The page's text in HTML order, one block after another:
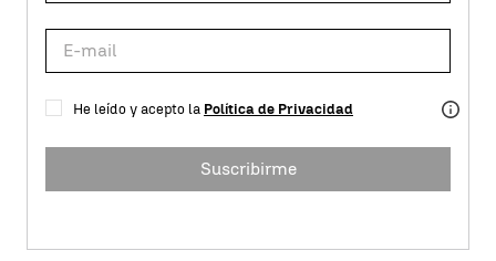
He leído y acepto la Política de Privacidad
Suscribirme